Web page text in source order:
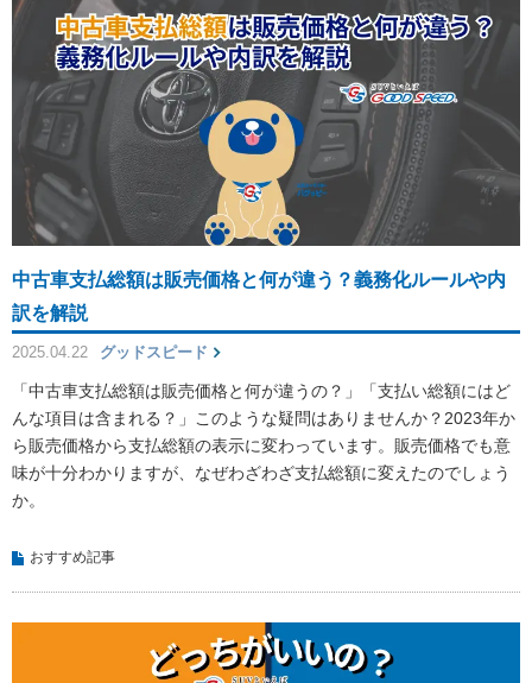
中古車支払総額は販売価格と何が違う？義務化ルールや内
訳を解説
2025.04.22 グッドスピード
「中古車支払総額は販売価格と何が違うの？」「支払い総額にはど
んな項目は含まれる？」このような疑問はありませんか？2023年か
ら販売価格から支払総額の表示に変わっています。販売価格でも意
味が十分わかりますが、なぜわざわざ支払総額に変えたのでしょう
か。
おすすめ記事